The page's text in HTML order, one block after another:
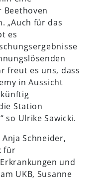
„Auch für das
es
freut es uns, dass
in Aussicht
Station
so Ulrike Sawicki.
Schneider,
für
und
UKB, Susanne